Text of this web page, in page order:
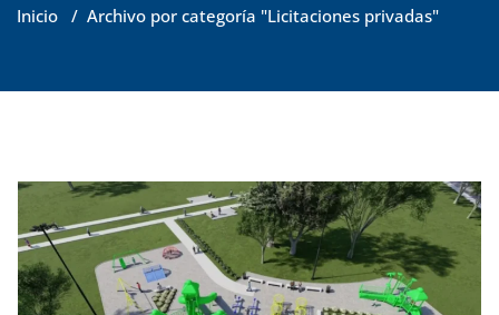
Inicio / Archivo por categoría "Licitaciones privadas"